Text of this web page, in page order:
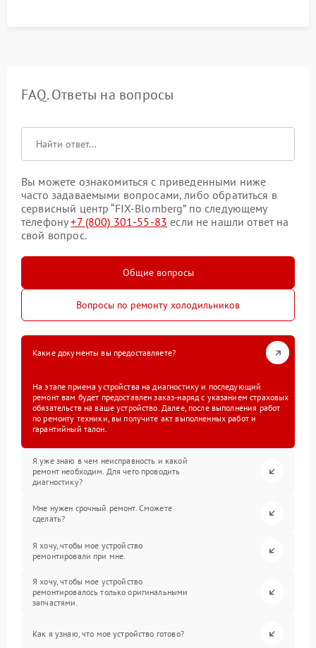
FAQ. Ответы на вопросы
Вы можете ознакомиться с приведенными ниже
часто задаваемыми вопросами, либо обратиться в
сервисный центр “FIX-Blomberg” по следующему
телефону+7 (800) 301-55-83 если не нашли ответ на
свой вопрос.
Общие вопросы
Вопросы по ремонту холодильников
Какие документы вы предоставляете?
На этапе приема устройства на диагностику и последующий
ремонт вам будет предоставлен заказ-наряд с указанием страховых
обязательств на ваше устройство. Далее, после выполнения работ
по ремонту техники, вы получите акт выполненных работ и
гарантийный талон.
Я уже знаю в чем неисправность и какой
ремонт необходим. Для чего проводить
диагностику?
Мне нужен срочный ремонт. Сможете
сделать?
Я хочу, чтобы мое устройство
ремонтировали при мне.
Я хочу, чтобы мое устройство
ремонтировалось только оригинальными
запчастями.
Как я узнаю, что мое устройство готово?